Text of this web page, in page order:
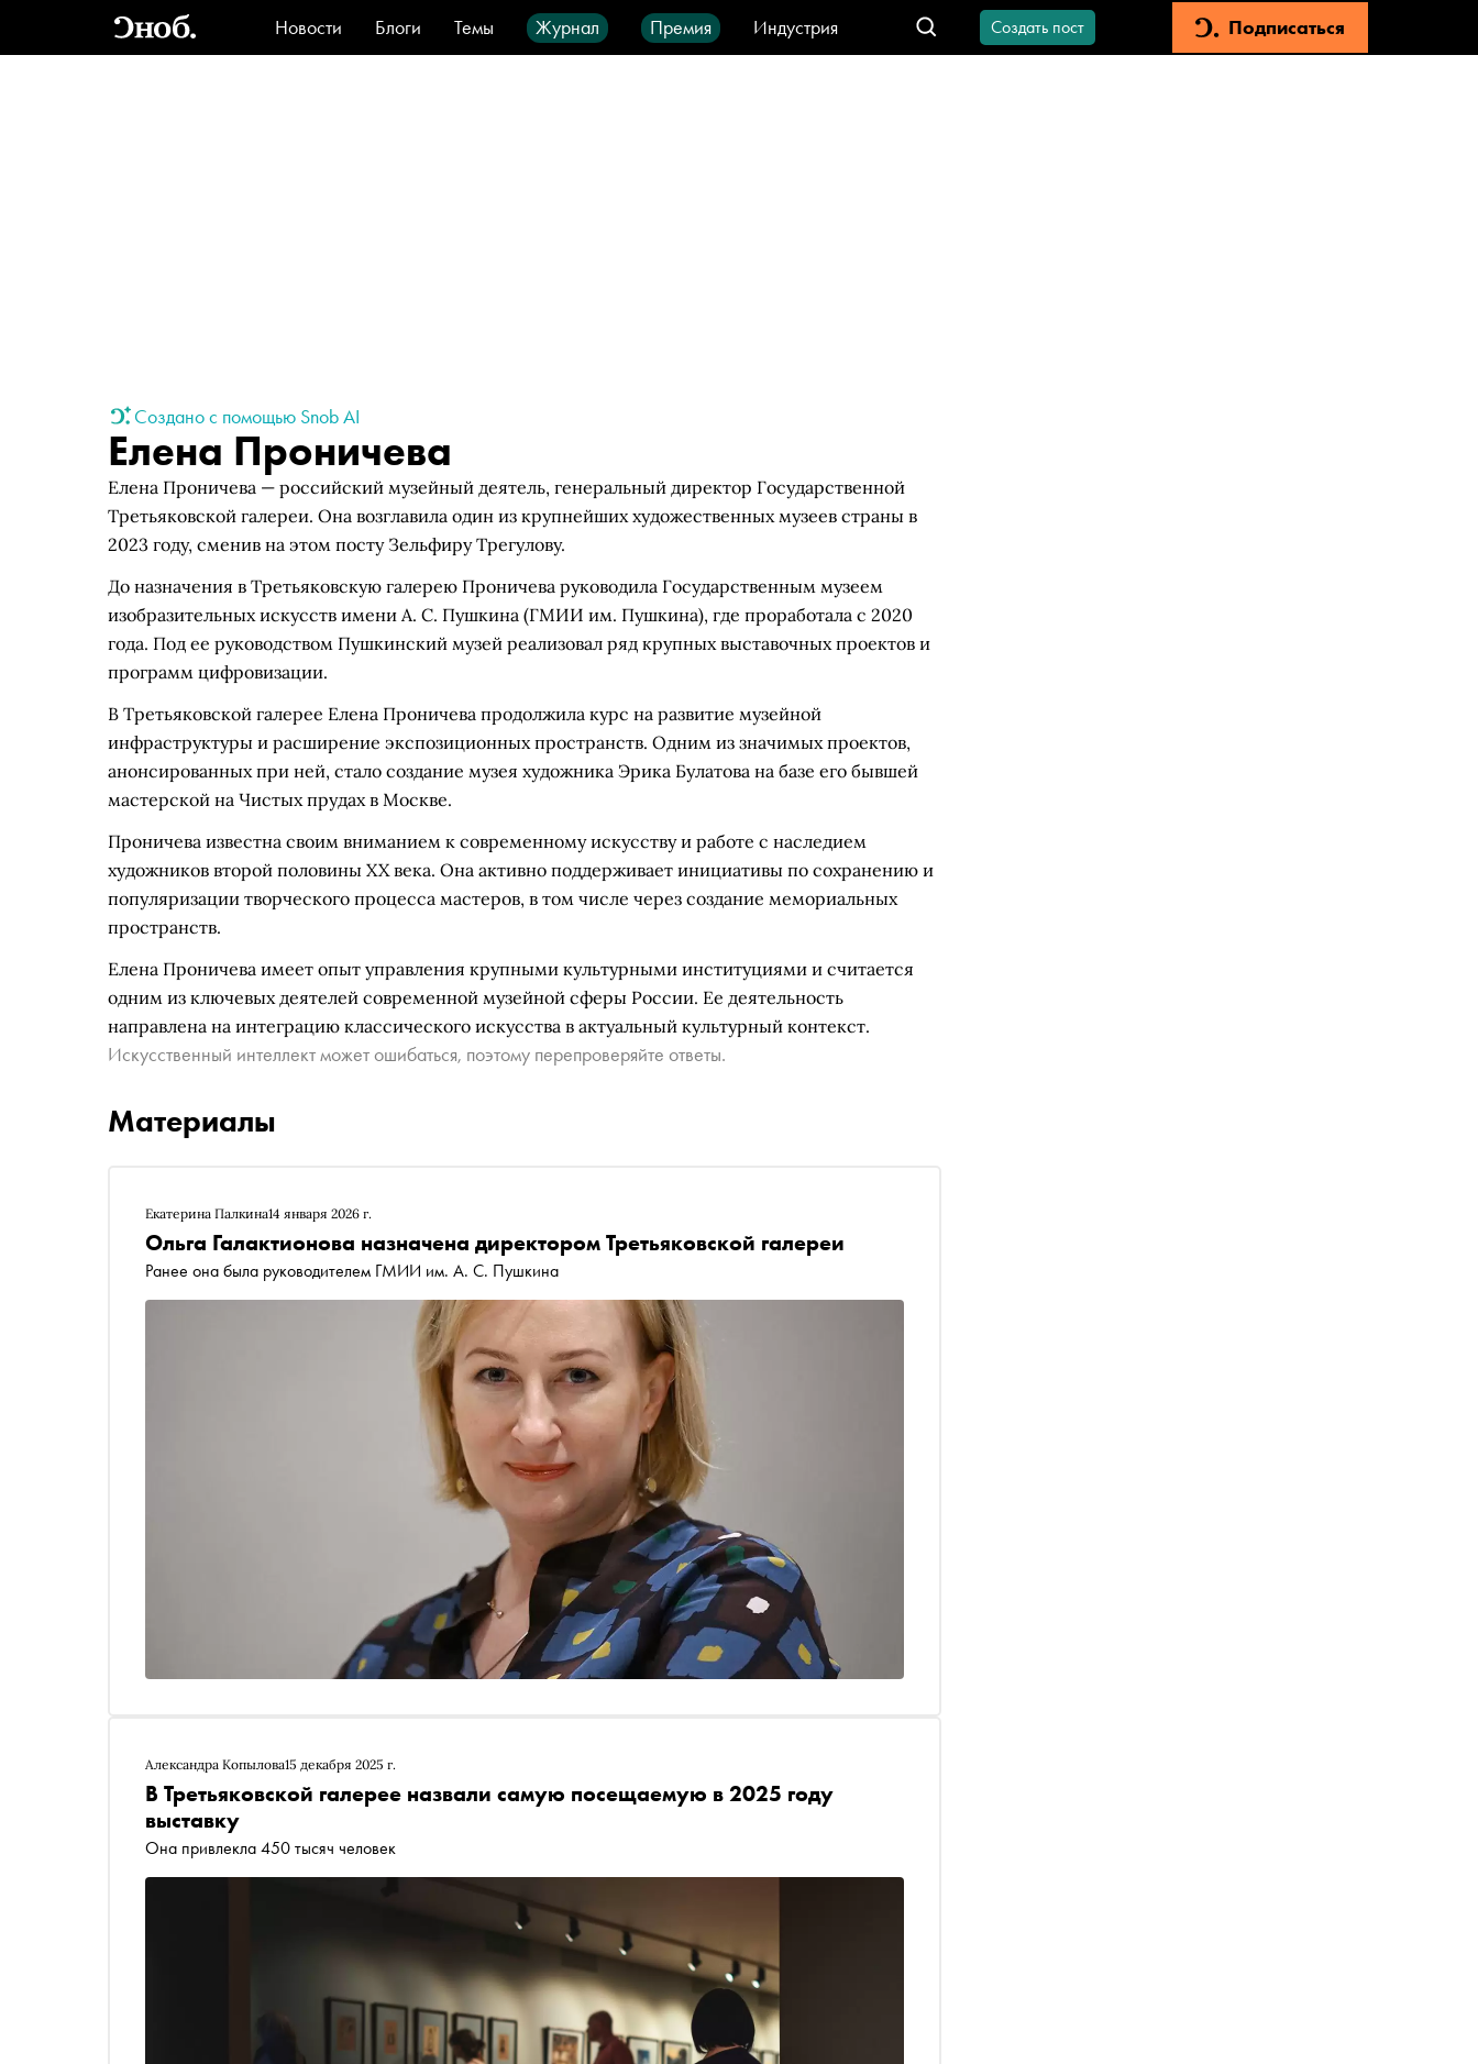
Новости Блоги Темы Журнал Премия
Индустрия
Стиль
Видео Город IT-продукты
Создать пост Подписаться
Создано с помощью Snob AI
Елена Проничева
Елена Проничева — российский музейный деятель, генеральный директор Государственной
Третьяковской галереи. Она возглавила один из крупнейших художественных музеев страны в
2023 году, сменив на этом посту Зельфиру Трегулову.
До назначения в Третьяковскую галерею Проничева руководила Государственным музеем
изобразительных искусств имени А. С. Пушкина (ГМИИ им. Пушкина), где проработала с 2020
года. Под ее руководством Пушкинский музей реализовал ряд крупных выставочных проектов и
программ цифровизации.
В Третьяковской галерее Елена Проничева продолжила курс на развитие музейной
инфраструктуры и расширение экспозиционных пространств. Одним из значимых проектов,
анонсированных при ней, стало создание музея художника Эрика Булатова на базе его бывшей
мастерской на Чистых прудах в Москве.
Проничева известна своим вниманием к современному искусству и работе с наследием
художников второй половины XX века. Она активно поддерживает инициативы по сохранению и
популяризации творческого процесса мастеров, в том числе через создание мемориальных
пространств.
Елена Проничева имеет опыт управления крупными культурными институциями и считается
одним из ключевых деятелей современной музейной сферы России. Ее деятельность
направлена на интеграцию классического искусства в актуальный культурный контекст.
Искусственный интеллект может ошибаться, поэтому перепроверяйте ответы.
Материалы
Екатерина Палкина14 января 2026 г.
Ольга Галактионова назначена директором Третьяковской галереи
Ранее она была руководителем ГМИИ им. А. С. Пушкина
Александра Копылова15 декабря 2025 г.
В Третьяковской галерее назвали самую посещаемую в 2025 году
выставку
Она привлекла 450 тысяч человек